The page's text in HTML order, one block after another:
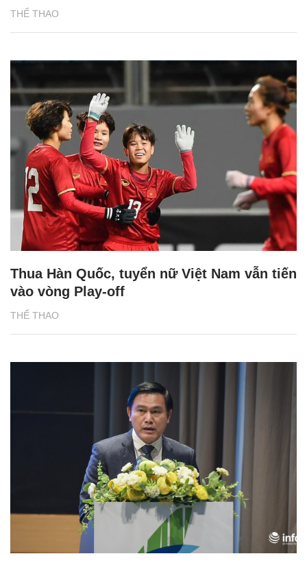
THỂ THAO
THỂ THAO
Thua Hàn Quốc, tuyển nữ Việt Nam vẫn tiến
vào vòng Play-off